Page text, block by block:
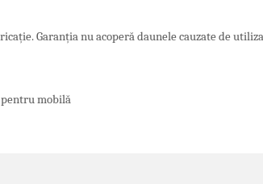
Garanția nu acoperă daunele cauzate de
pentru mobilă